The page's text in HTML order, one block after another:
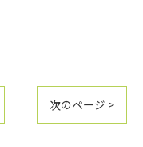
次のページ >